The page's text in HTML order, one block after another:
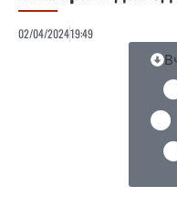
02/04/202419:49